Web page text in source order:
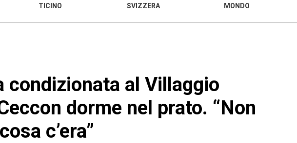
TICINO SVIZZERA MONDO
condizionata al Villaggio
dorme nel prato. “Non
c’era”